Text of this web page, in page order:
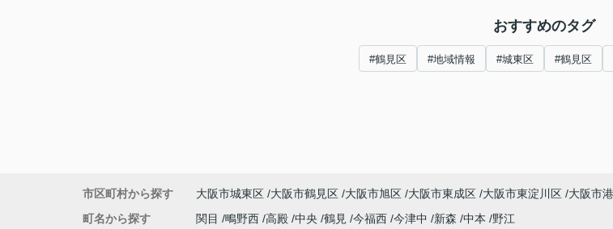
おすすめのタグ
#鶴見区 #地域情報 #城東区 #鶴見区
市区町村から探す 大阪市城東区 大阪市鶴見区 大阪市旭区 大阪市東成区 大阪市東淀川区 大阪市
町名から探す
関目 鴫野西 高殿 中央 鶴見 今福西 今津中 新森 中本
野江